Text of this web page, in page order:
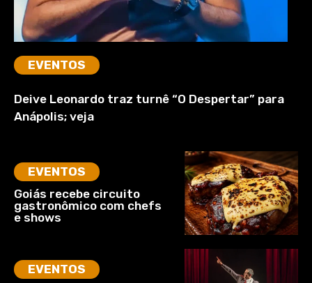
EVENTOS
Deive Leonardo traz turnê “O Despertar” para
Anápolis; veja
EVENTOS
Goiás recebe circuito
gastronômico com chefs
e shows
EVENTOS